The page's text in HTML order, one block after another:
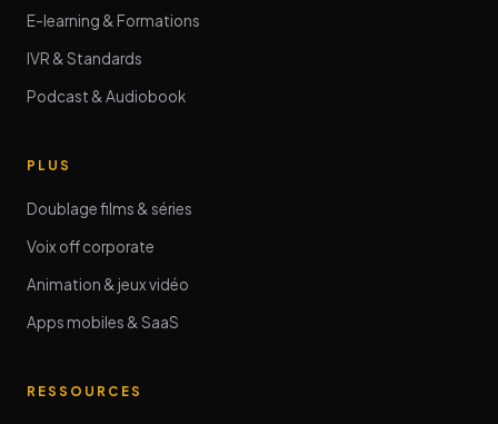
E-learning & Formations
IVR & Standards
Podcast & Audiobook
PLUS
Doublage films & séries
Voix off corporate
Animation & jeux vidéo
Apps mobiles & SaaS
RESSOURCES